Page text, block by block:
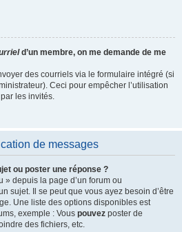
d’un membre, on me demande de me
des courriels via le formulaire intégré (si
Ceci pour empêcher l’utilisation
les invités.
de messages
ou poster une réponse ?
depuis la page d’un forum ou
sujet. Il se peut que vous ayez besoin d’être
Une liste des options disponibles est
exemple : Vous pouvez poster de
des fichiers, etc.